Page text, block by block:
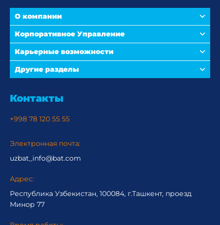
О компании
Корпоративное Управление
Карьерные возможности
Другие разделы
Контакты
+998 78 120 55 55
Электронная почта:
uzbat_info@bat.com
Адрес:
Республика Узбекистан, 100084, г.Ташкент, проезд
Минор 77